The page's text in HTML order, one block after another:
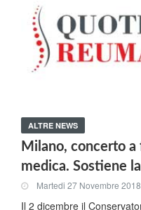
ALTRE NEWS
Milano, concerto
medica. Sostiene
Martedi 27 Novembre 2018
Il 2 dicembre il